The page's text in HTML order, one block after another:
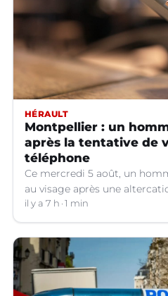
HÉRAULT
Montpellier : un
après la tentative de
téléphone
Ce mercredi 5 août, un
au visage après une
téléphone portable à
il y a 7 h 1 min